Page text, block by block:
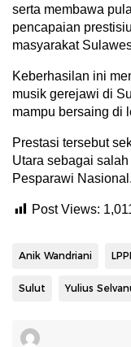
serta membawa
pencapaian
masyarakat
Keberhasilan ini
musik gerejawi di
mampu bersaing di
Prestasi tersebut
Utara sebagai
Pesparawi
Post Views:
Anik Wandriani
Sulut Yulius